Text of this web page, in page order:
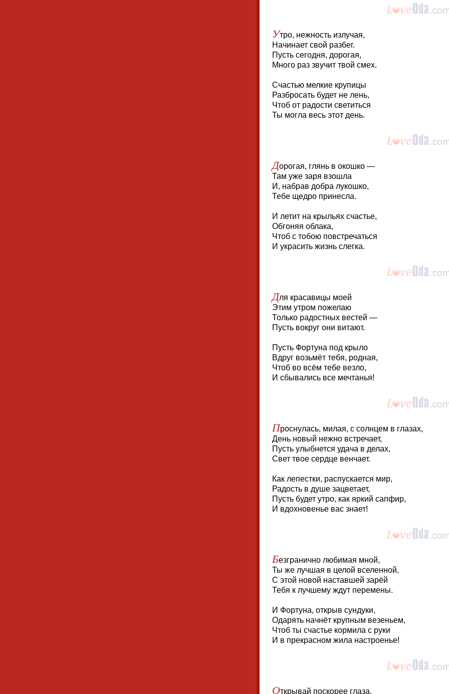
Утро, нежность излучая,
Начинает свой разбег.
Пусть сегодня, дорогая,
Много раз звучит твой смех.
Счастью мелкие крупицы
Разбросать будет не лень,
Чтоб от радости светиться
Ты могла весь этот день.
Дорогая, глянь в окошко —
Там уже заря взошла
И, набрав добра лукошко,
Тебе щедро принесла.
И летит на крыльях счастье,
Обгоняя облака,
Чтоб с тобою повстречаться
И украсить жизнь слегка.
Для красавицы моей
Этим утром пожелаю
Только радостных вестей —
Пусть вокруг они витают.
Пусть Фортуна под крыло
Вдруг возьмёт тебя, родная,
Чтоб во всём тебе везло,
И сбывались все мечтанья!
Проснулась, милая, с солнцем в глазах,
День новый нежно встречает,
Пусть улыбнется удача в делах,
Свет твое сердце венчает.
Как лепестки, распускается мир,
Радость в душе зацветает,
Пусть будет утро, как яркий сапфир,
И вдохновенье вас знает!
Безгранично любимая мной,
Ты же лучшая в целой вселенной,
С этой новой наставшей зарёй
Тебя к лучшему ждут перемены.
И Фортуна, открыв сундуки,
Одарять начнёт крупным везеньем,
Чтоб ты счастье кормила с руки
И в прекрасном жила настроенье!
Открывай поскорее глаза,